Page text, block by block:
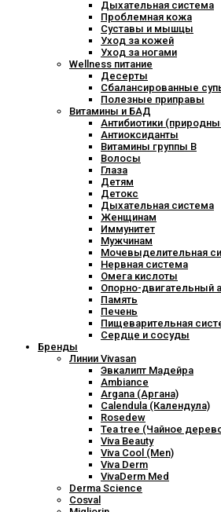
Дыхательная система
Проблемная кожа
Суставы и мышцы
Уход за кожей
Уход за ногами
Wellness питание
Десерты
Сбалансированные
Полезные приправы
Витамины и БАД
Антибиотики
Антиоксиданты
Витамины группы В
Волосы
Глаза
Детям
Детокс
Дыхательная система
Женщинам
Иммунитет
Мужчинам
Мочевыделительная
Нервная система
Омега кислоты
Опорно-двигательный
Память
Печень
Пищеварительная
Сердце и сосуды
Бренды
Линии Vivasan
Эвкалипт Мадейра
Ambiance
Argana (Аргана)
Calendula (Календула)
Rosedew
Tea tree (Чайное
Viva Beauty
Viva Cool (Men)
Viva Derm
VivaDerm Med
Derma Science
Cosval